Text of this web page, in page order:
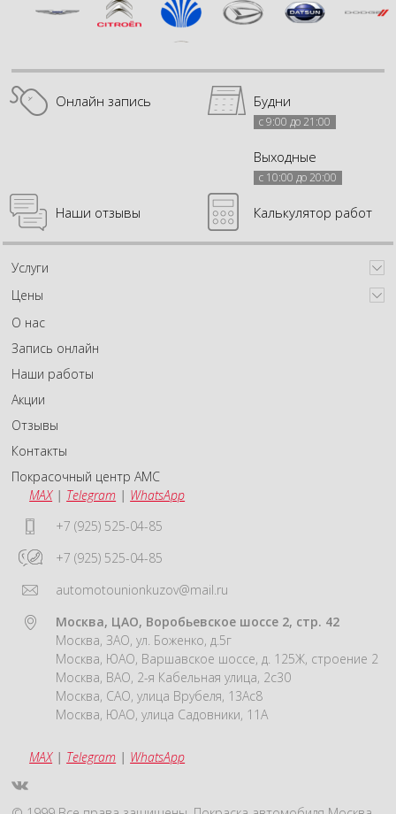
Онлайн запись Будни
с 9:00 до 21:00
Выходные
с 10:00 до 20:00
Наши отзывы Калькулятор работ
Услуги
Цены
О нас
Запись онлайн
Наши работы
Акции
Отзывы
Контакты
Покрасочный центр АМС
MAX| Telegram | WhatsApp
+7 (925) 525-04-85
+7 (925) 525-04-85
automotounionkuzov@mail.ru
Москва, ЦАО, Воробьевское шоссе 2, стр. 42
Москва, ЗАО, ул. Боженко, д.5г
Москва, ЮАО, Варшавское шоссе, д. 125Ж, строение 2
Москва, ВАО, 2-я Кабельная улица, 2с30
Москва, САО, улица Врубеля, 13Ас8
Москва, ЮАО, улица Садовники, 11А
MAX| Telegram | WhatsApp